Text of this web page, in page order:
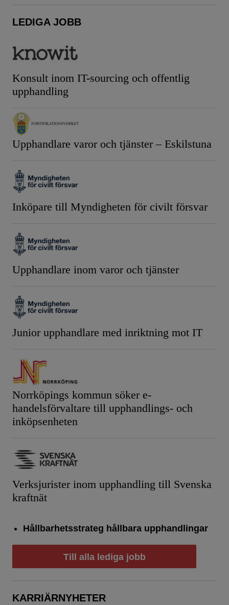
LEDIGA JOBB
Konsult inom IT-sourcing och offentlig
upphandling
Upphandlare varor och tjänster – Eskilstuna
Inköpare till Myndigheten för civilt försvar
Upphandlare inom varor och tjänster
Junior upphandlare med inriktning mot IT
Norrköpings kommun söker e-
handelsförvaltare till upphandlings- och
inköpsenheten
Verksjurister inom upphandling till Svenska
kraftnät
Hållbarhetsstrateg hållbara upphandlingar
Till alla lediga jobb
KARRIÄRNYHETER